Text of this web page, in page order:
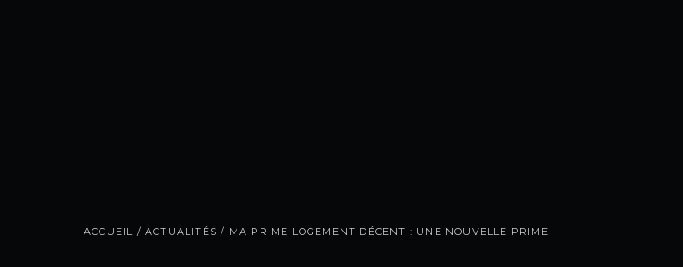
ACCUEIL /ACTUALITÉS / MA PRIME LOGEMENT DÉCENT : UNE NOUVELLE PRIME